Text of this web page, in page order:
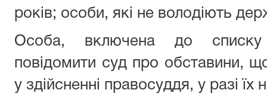
років; особи, які не володіють
Особа, включена до списку
повідомити суд про обставини,
у здійсненні правосуддя, у разі їх